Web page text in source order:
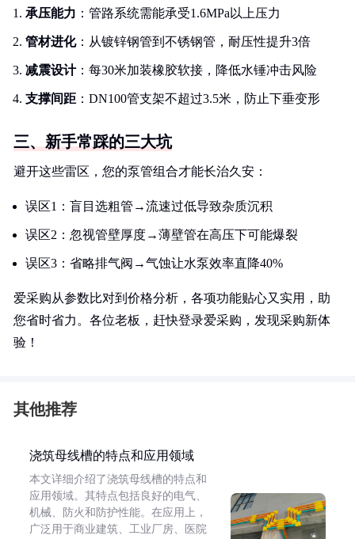
承压能力 ：管路系统需能承受1.6MPa以上压力
管材进化：从镀锌钢管到不锈钢管，耐压性提升3倍
减震设计：每30米加装橡胶软接，降低水锤冲击风险
支撑间距 ：DN100管支架不超过3.5米，防止下垂变形
三、新手常踩的三大坑
避开这些雷区，您的泵管组合才能长治久安：
误区1：盲目选粗管→流速过低导致杂质沉积
误区2：忽视管壁厚度→薄壁管在高压下可能爆裂
误区3：省略排气阀→气蚀让水泵效率直降40%
爱采购从参数比对到价格分析，各项功能贴心又实用，助
您省时省力。各位老板，赶快登录爱采购，发现采购新体
验！
其他推荐
浇筑母线槽的特点和应用领域
本文详细介绍了浇筑母线槽的特点和
应用领域。其特点包括良好的电气、
机械、防火和防护性能。在应用上，
广泛用于商业建筑、工业厂房、医院